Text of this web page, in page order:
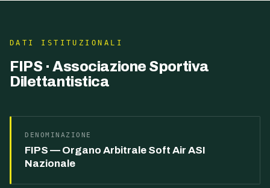
DATI ISTITUZIONALI
FIPS · Associazione Sportiva
Dilettantistica
DENOMINAZIONE
FIPS — Organo Arbitrale Soft Air ASI
Nazionale